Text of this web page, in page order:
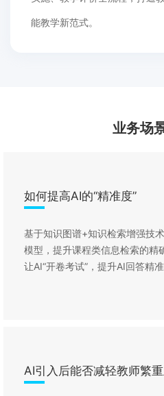
能教学新范式。
业务场
如何提高AI的“精准度”
基于知识图谱+知识检索增强技
模型，提升课程类信息检索的精
让AI“开卷考试”，提升AI回答精准
AI引入后能否减轻教师繁